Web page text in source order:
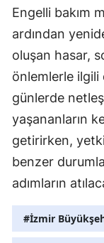
Engelli bakım
ardından
oluşan hasar,
önlemlerle ilgili
günlerde
yaşananların
getirirken,
benzer
adımların
#İzmir